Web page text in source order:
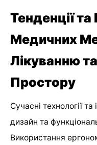
Тенденції та
Медичних
Лікуванню
Простору
Сучасні технології
дизайн та
Використання